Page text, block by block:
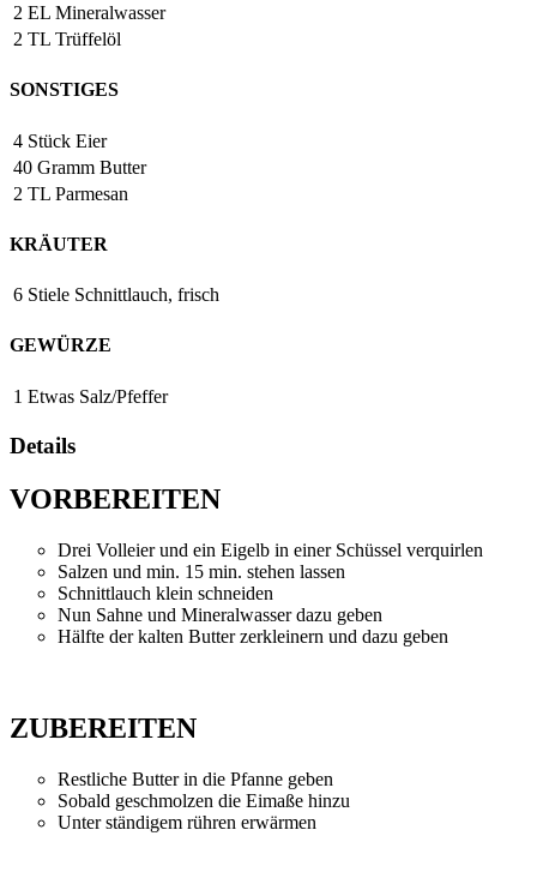
2 EL Mineralwasser
2 TL Trüffelöl
SONSTIGES
4 Stück Eier
40 Gramm Butter
2 TL Parmesan
KRÄUTER
6 Stiele Schnittlauch, frisch
GEWÜRZE
1 Etwas Salz/Pfeffer
Details
VORBEREITEN
Drei Volleier und ein Eigelb in einer Schüssel verquirlen
Salzen und min. 15 min. stehen lassen
Schnittlauch klein schneiden
Nun Sahne und Mineralwasser dazu geben
Hälfte der kalten Butter zerkleinern und dazu geben
ZUBEREITEN
Restliche Butter in die Pfanne geben
Sobald geschmolzen die Eimaße hinzu
Unter ständigem rühren erwärmen